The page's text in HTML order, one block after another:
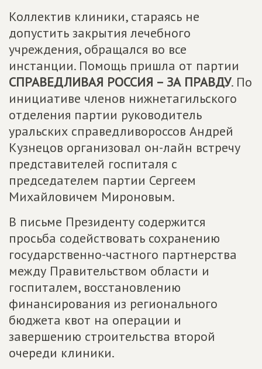
Коллектив клиники, стараясь не
допустить закрытия лечебного
учреждения, обращался во все
инстанции. Помощь пришла от партии
СПРАВЕДЛИВАЯ РОССИЯ – ЗА ПРАВДУ. По
инициативе членов нижнетагильского
отделения партии руководитель
уральских справедливороссов Андрей
Кузнецов организовал он-лайн встречу
представителей госпиталя с
председателем партии Сергеем
Михайловичем Мироновым.
В письме Президенту содержится
просьба содействовать сохранению
государственно-частного партнерства
между Правительством области и
госпиталем, восстановлению
финансирования из регионального
бюджета квот на операции и
завершению строительства второй
очереди клиники.